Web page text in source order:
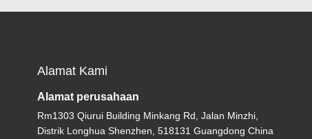
Alamat Kami
Alamat perusahaan
Rm1303 Qiurui Building Minkang Rd, Jalan Minzhi,
Distrik Longhua Shenzhen, 518131 Guangdong China